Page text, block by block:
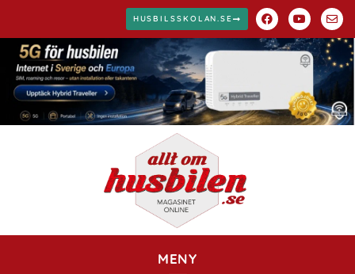
HUSBILSSKOLAN.SE
MENY